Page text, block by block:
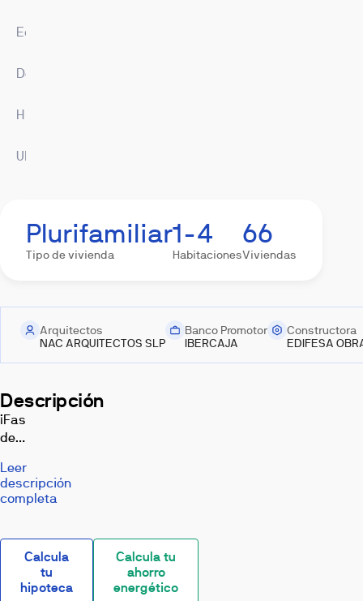
Equipamiento
Descargas
Hipoteca
Ubicación
Plurifamiliar
Tipo de vivienda
1-4
Habitaciones
66
Viviendas
Arquitectos
NAC ARQUITECTOS SLP
Banco Promotor
IBERCAJA
Constructora
EDIFESA
Descripción
¡Fase
de
Obra
nueva
¡Fin
construcción!
Leer
descripción
completa
Calcula
tu
hipoteca
Calcula tu
ahorro
energético
Imágenes
Exterior Salón Cocina Dormitorio Baño
infografías
recreaciones